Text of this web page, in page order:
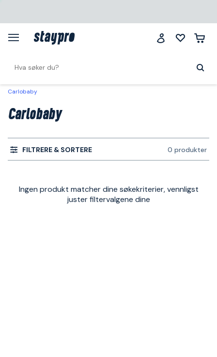
Carlobaby
Carlobaby
FILTRERE & SORTERE 0 produkter
Ingen produkt matcher dine søkekriterier, vennligst
juster filtervalgene dine